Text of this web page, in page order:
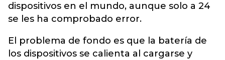
dispositivos en el mundo, aunque solo a 24
se les ha comprobado error.
El problema de fondo es que la batería de
los dispositivos se calienta al cargarse y